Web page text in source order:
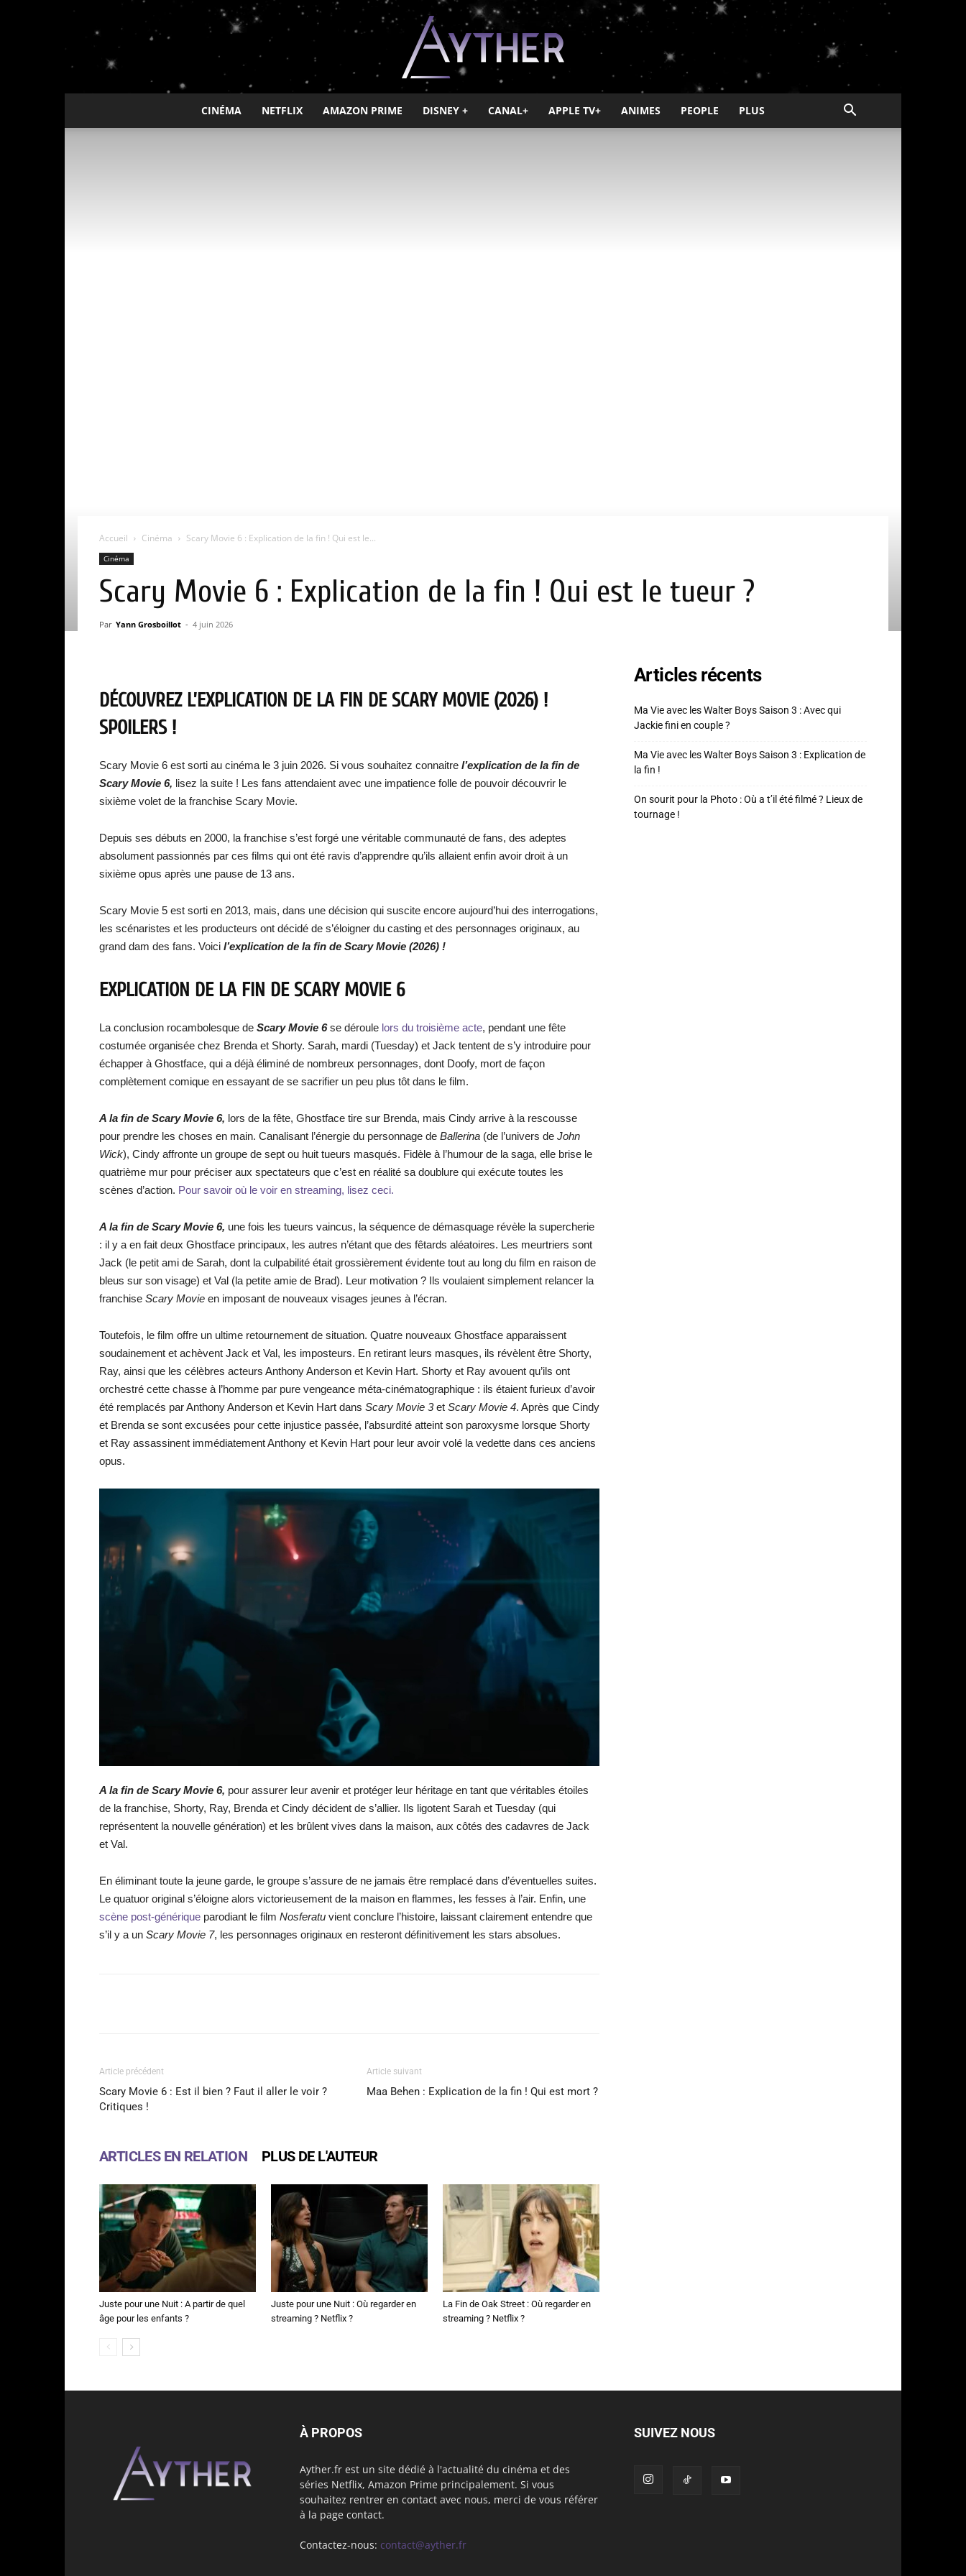
Ayther
CINÉMA NETFLIX AMAZON PRIME DISNEY + CANAL+ APPLE TV+ ANIMES PEOPLE PLUS
Accueil Cinéma Scary Movie 6 : Explication de la fin ! Qui est le...
Cinéma
Scary Movie 6 : Explication de la fin ! Qui est le tueur ?
Par Yann Grosboillot - 4 juin 2026
DÉCOUVREZ L’EXPLICATION DE LA FIN DE SCARY MOVIE (2026) !
SPOILERS !
Scary Movie 6 est sorti au cinéma le 3 juin 2026. Si vous souhaitez connaitre l’explication de la fin de
Scary Movie 6, lisez la suite ! Les fans attendaient avec une impatience folle de pouvoir découvrir le
sixième volet de la franchise Scary Movie.
Depuis ses débuts en 2000, la franchise s’est forgé une véritable communauté de fans, des adeptes
absolument passionnés par ces films qui ont été ravis d’apprendre qu’ils allaient enfin avoir droit à un
sixième opus après une pause de 13 ans.
Scary Movie 5 est sorti en 2013, mais, dans une décision qui suscite encore aujourd’hui des interrogations,
les scénaristes et les producteurs ont décidé de s’éloigner du casting et des personnages originaux, au
grand dam des fans. Voici l’explication de la fin de Scary Movie (2026) !
EXPLICATION DE LA FIN DE SCARY MOVIE 6
La conclusion rocambolesque de Scary Movie 6se déroule lors du troisième acte, pendant une fête
costumée organisée chez Brenda et Shorty. Sarah, mardi (Tuesday) et Jack tentent de s’y introduire pour
échapper à Ghostface, qui a déjà éliminé de nombreux personnages, dont Doofy, mort de façon
complètement comique en essayant de se sacrifier un peu plus tôt dans le film.
A la fin de Scary Movie 6, lors de la fête, Ghostface tire sur Brenda, mais Cindy arrive à la rescousse
pour prendre les choses en main. Canalisant l’énergie du personnage de Ballerina (de l’univers de John
Wick), Cindy affronte un groupe de sept ou huit tueurs masqués. Fidèle à l’humour de la saga, elle brise le
quatrième mur pour préciser aux spectateurs que c’est en réalité sa doublure qui exécute toutes les
scènes d’action. Pour savoir où le voir en streaming, lisez ceci.
A la fin de Scary Movie 6, une fois les tueurs vaincus, la séquence de démasquage révèle la supercherie
: il y a en fait deux Ghostface principaux, les autres n’étant que des fêtards aléatoires. Les meurtriers sont
Jack (le petit ami de Sarah, dont la culpabilité était grossièrement évidente tout au long du film en raison de
bleus sur son visage) et Val (la petite amie de Brad). Leur motivation ? Ils voulaient simplement relancer la
franchise Scary Movie en imposant de nouveaux visages jeunes à l’écran.
Toutefois, le film offre un ultime retournement de situation. Quatre nouveaux Ghostface apparaissent
soudainement et achèvent Jack et Val, les imposteurs. En retirant leurs masques, ils révèlent être Shorty,
Ray, ainsi que les célèbres acteurs Anthony Anderson et Kevin Hart. Shorty et Ray avouent qu’ils ont
orchestré cette chasse à l’homme par pure vengeance méta-cinématographique : ils étaient furieux d’avoir
été remplacés par Anthony Anderson et Kevin Hart dans Scary Movie 3et Scary Movie 4. Après que Cindy
et Brenda se sont excusées pour cette injustice passée, l’absurdité atteint son paroxysme lorsque Shorty
et Ray assassinent immédiatement Anthony et Kevin Hart pour leur avoir volé la vedette dans ces anciens
opus.
A la fin de Scary Movie 6, pour assurer leur avenir et protéger leur héritage en tant que véritables étoiles
de la franchise, Shorty, Ray, Brenda et Cindy décident de s’allier. Ils ligotent Sarah et Tuesday (qui
représentent la nouvelle génération) et les brûlent vives dans la maison, aux côtés des cadavres de Jack
et Val.
En éliminant toute la jeune garde, le groupe s’assure de ne jamais être remplacé dans d’éventuelles suites.
Le quatuor original s’éloigne alors victorieusement de la maison en flammes, les fesses à l’air. Enfin, une
scène post-générique parodiant le film Nosferatu vient conclure l’histoire, laissant clairement entendre que
s’il y a un Scary Movie 7, les personnages originaux en resteront définitivement les stars absolues.
Article précédent
Scary Movie 6 : Est il bien ? Faut il aller le voir ?
Critiques !
Article suivant
Maa Behen : Explication de la fin ! Qui est mort ?
ARTICLES EN RELATION PLUS DE L'AUTEUR
Juste pour une Nuit : A partir de quel
âge pour les enfants ?
Juste pour une Nuit : Où regarder en
streaming ? Netflix ?
La Fin de Oak Street : Où regarder en
streaming ? Netflix ?
Articles récents
Ma Vie avec les Walter Boys Saison 3 : Avec qui
Jackie fini en couple ?
Ma Vie avec les Walter Boys Saison 3 : Explication de
la fin !
On sourit pour la Photo : Où a t’il été filmé ? Lieux de
tournage !
À PROPOS
Ayther.fr est un site dédié à l'actualité du cinéma et des
séries Netflix, Amazon Prime principalement. Si vous
souhaitez rentrer en contact avec nous, merci de vous référer
à la page contact.
Contactez-nous: contact@ayther.fr
SUIVEZ NOUS